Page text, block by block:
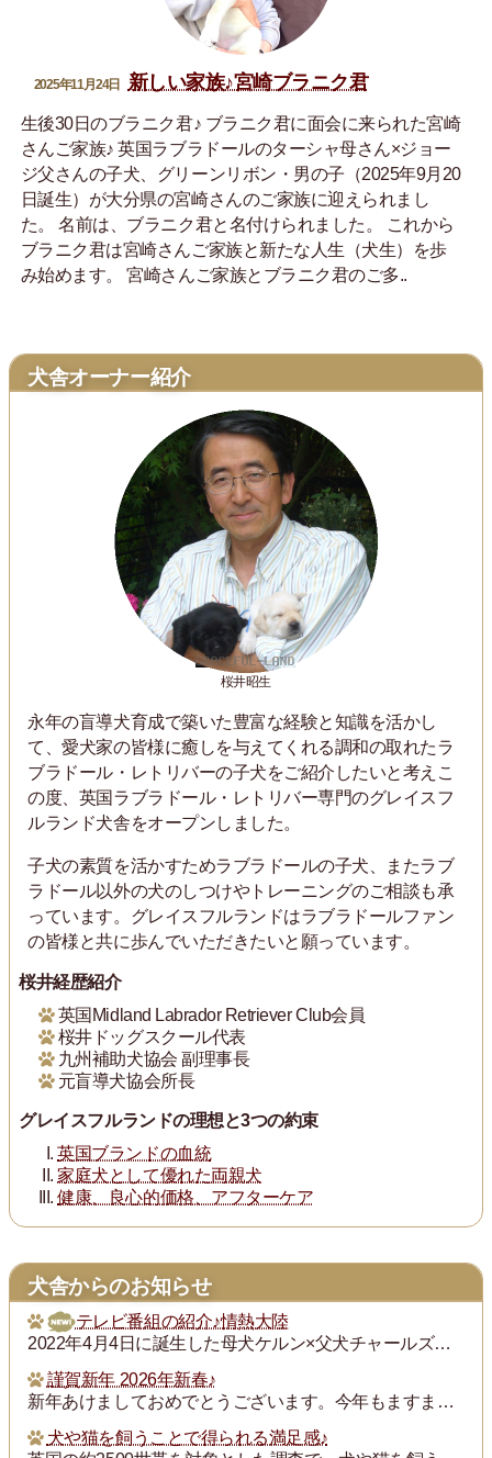
2025年11月24日 新しい家族♪宮崎ブラニク君
生後30日のブラニク君♪ ブラニク君に面会に来られた宮崎
さんご家族♪ 英国ラブラドールのターシャ母さん×ジョー
ジ父さんの子犬、グリーンリボン・男の子（2025年9月20
日誕生）が大分県の宮崎さんのご家族に迎えられまし
た。 名前は、ブラニク君と名付けられました。 これから
ブラニク君は宮崎さんご家族と新たな人生（犬生）を歩
み始めます。 宮崎さんご家族とブラニク君のご多..
犬舎オーナー紹介
桜井昭生
永年の盲導犬育成で築いた豊富な経験と知識を活かし
て、愛犬家の皆様に癒しを与えてくれる調和の取れたラ
ブラドール・レトリバーの子犬をご紹介したいと考えこ
の度、英国ラブラドール・レトリバー専門のグレイスフ
ルランド犬舎をオープンしました。
子犬の素質を活かすためラブラドールの子犬、またラブ
ラドール以外の犬のしつけやトレーニングのご相談も承
っています。グレイスフルランドはラブラドールファン
の皆様と共に歩んでいただきたいと願っています。
桜井経歴紹介
英国Midland Labrador Retriever Club会員
桜井ドッグスクール代表
九州補助犬協会 副理事長
元盲導犬協会所長
グレイスフルランドの理想と3つの約束
英国ブランドの血統
家庭犬として優れた両親犬
健康、良心的価格、アフターケア
犬舎からのお知らせ
テレビ番組の紹介♪情熱大陸
2022年4月4日に誕生した母犬ケルン×父犬チャールズの子犬チャンプ君の飼い主の次田さんが「情熱大陸」という番組で紹介されます。グレイスフルランドの子犬の飼い主...
謹賀新年 2026年新春♪
新年あけましておめでとうございます。今年もますます御健勝のこととお慶び申し上げます。また昨年は格別のご厚誼にあずかり、厚く御礼申し上げます。
犬や猫を飼うことで得られる満足感♪